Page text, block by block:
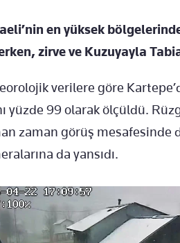
en yüksek
zirve ve Kuzuyayla
verilere göre
yüzde 99 olarak ölçüldü.
zaman görüş mesafesinde
da yansıdı.